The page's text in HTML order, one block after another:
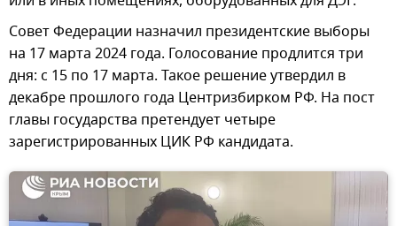
Совет Федерации назначил президентские выборы
на 17 марта 2024 года. Голосование продлится три
дня: с 15 по 17 марта. Такое решение утвердил в
декабре прошлого года Центризбирком РФ. На пост
главы государства претендует четыре
зарегистрированных ЦИК РФ кандидата.